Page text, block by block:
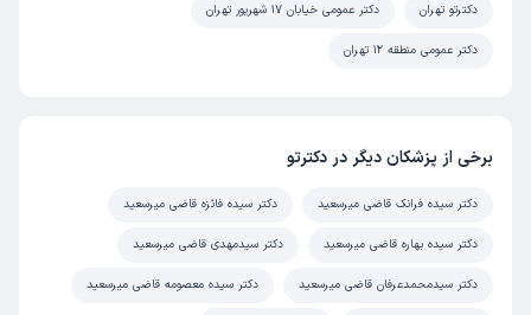
دکترتو تهران دکتر عمومی خیابان 17 شهریور تهران
دکتر عمومی منطقه 12 تهران
برخی از پزشکان دیگر در دکترتو
دکتر سیده فرانک قاضی میرسعید دکتر سیده فائزه قاضی میرسعید
دکتر سیده بهاره قاضی میرسعید دکتر سیدمهدی قاضی میرسعید
دکتر سیدمحمدعرفان قاضی میرسعید دکتر سیده معصومه قاضی میرسعید